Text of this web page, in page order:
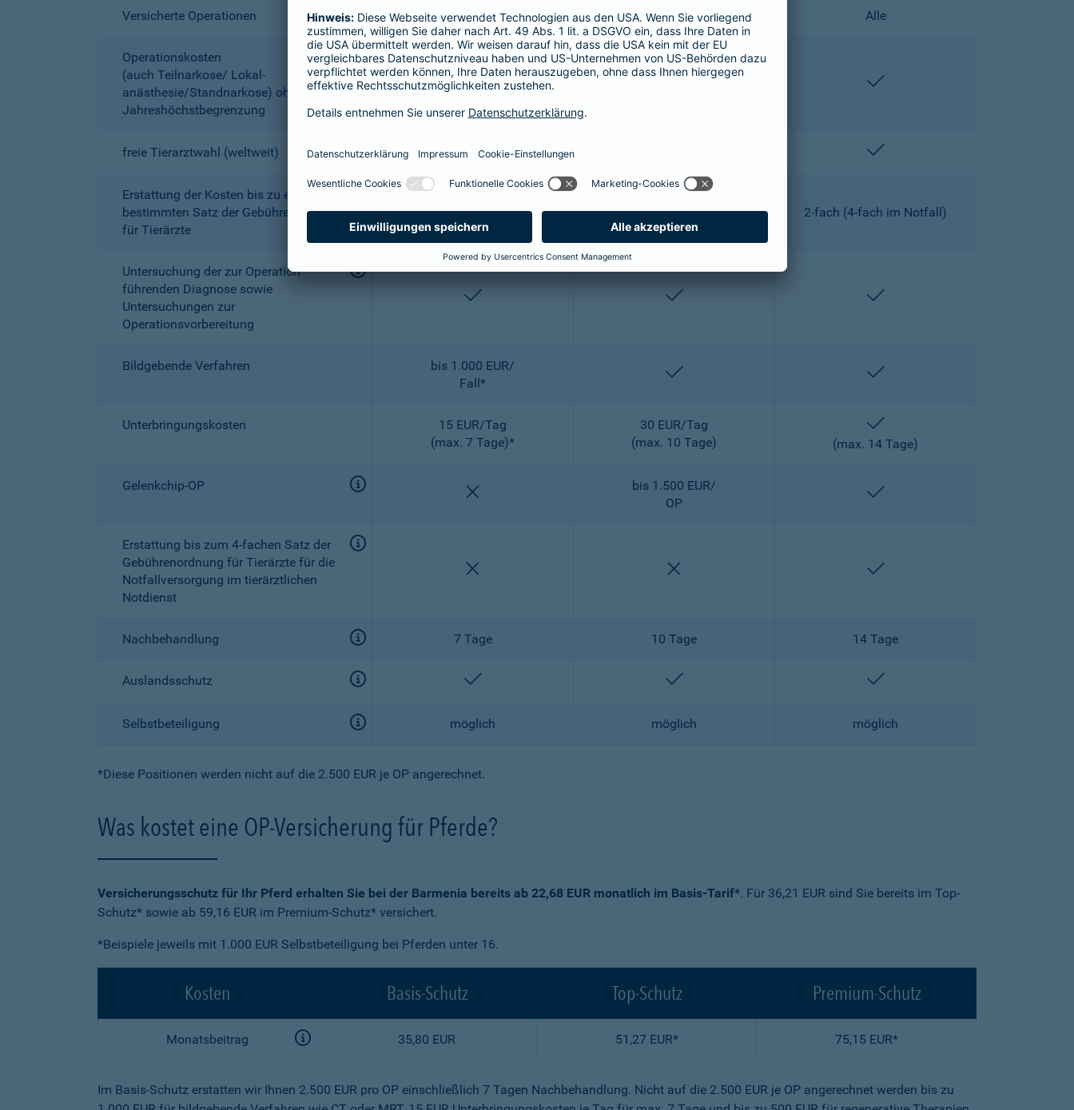
Versicherte Operationen Alle Alle Alle
Operationskosten
(auch Teilnarkose/ Lokal­
anästhesie/Standnarkose) ohne
Jahreshöchstbe­grenzung
bis 2.500 EUR/
OP
enthalten enthalten
freie Tierarztwahl (weltweit) enthalten enthalten
Erstattung der Kosten bis zu einem
bestimmten Satz der Gebührenordnung
für Tierärzte
2-fach 2-fach 2-fach (4-fach im Notfall)
Untersuchung der zur Operation
führenden Diagnose sowie
Untersuchungen zur
Operationsvorbereitung
enthalten enthalten enthalten
Bildgebende Verfahren
bis 1.000 EUR/
Fall*
enthalten enthalten
Unterbringungskosten
15 EUR/Tag
(max. 7 Tage)*
30 EUR/Tag
(max. 10 Tage)
enthalten
(max. 14 Tage)
Gelenkchip-OP
bis 1.500 EUR/
OP
enthalten
Erstattung bis zum 4-fachen Satz der
Gebührenordnung für Tierärzte für die
Notfallversorgung im tierärztlichen
Notdienst
enthalten
Nachbehandlung 7 Tage 10 Tage 14 Tage
Auslandsschutz enthalten enthalten enthalten
Selbstbeteiligung möglich möglich möglich
*Diese Positionen werden nicht auf die 2.500 EUR je OP angerechnet.
Was kostet eine OP-Versicherung für Pferde?
Versicherungsschutz für Ihr Pferd erhalten Sie bei der Barmenia bereits ab 22,68 EUR monatlich im Basis-Tarif*. Für 36,21 EUR sind Sie bereits im Top-
Schutz* sowie ab 59,16 EUR im Premium-Schutz* versichert.
*Beispiele jeweils mit 1.000 EUR Selbstbeteiligung bei Pferden unter 16.
Kosten Basis-Schutz Top-Schutz Premium-Schutz
Monatsbeitrag 35,80 EUR 51,27 EUR* 75,15 EUR*
Im Basis-Schutz erstatten wir Ihnen 2.500 EUR pro OP einschließlich 7 Tagen Nachbehandlung. Nicht auf die 2.500 EUR je OP angerechnet werden bis zu